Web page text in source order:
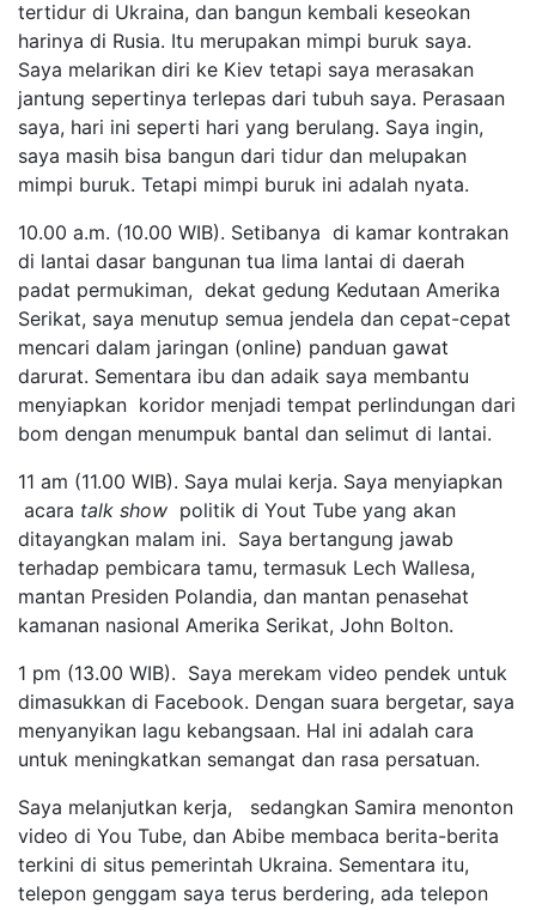
tertidur di Ukraina, dan bangun kembali keseokan
harinya di Rusia. Itu merupakan mimpi buruk saya.
Saya melarikan diri ke Kiev tetapi saya merasakan
jantung sepertinya terlepas dari tubuh saya. Perasaan
saya, hari ini seperti hari yang berulang. Saya ingin,
saya masih bisa bangun dari tidur dan melupakan
mimpi buruk. Tetapi mimpi buruk ini adalah nyata.
10.00 a.m. (10.00 WIB). Setibanya di kamar kontrakan
di lantai dasar bangunan tua lima lantai di daerah
padat permukiman, dekat gedung Kedutaan Amerika
Serikat, saya menutup semua jendela dan cepat-cepat
mencari dalam jaringan (online) panduan gawat
darurat. Sementara ibu dan adaik saya membantu
menyiapkan koridor menjadi tempat perlindungan dari
bom dengan menumpuk bantal dan selimut di lantai.
11 am (11.00 WIB). Saya mulai kerja. Saya menyiapkan
acara talk show politik di Yout Tube yang akan
ditayangkan malam ini. Saya bertangung jawab
terhadap pembicara tamu, termasuk Lech Wallesa,
mantan Presiden Polandia, dan mantan penasehat
kamanan nasional Amerika Serikat, John Bolton.
1 pm (13.00 WIB). Saya merekam video pendek untuk
dimasukkan di Facebook. Dengan suara bergetar, saya
menyanyikan lagu kebangsaan. Hal ini adalah cara
untuk meningkatkan semangat dan rasa persatuan.
Saya melanjutkan kerja, sedangkan Samira menonton
video di You Tube, dan Abibe membaca berita-berita
terkini di situs pemerintah Ukraina. Sementara itu,
telepon genggam saya terus berdering, ada telepon